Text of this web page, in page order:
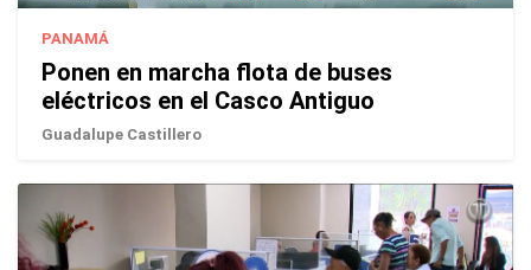
PANAMÁ
Ponen en marcha flota de buses
eléctricos en el Casco Antiguo
Guadalupe Castillero